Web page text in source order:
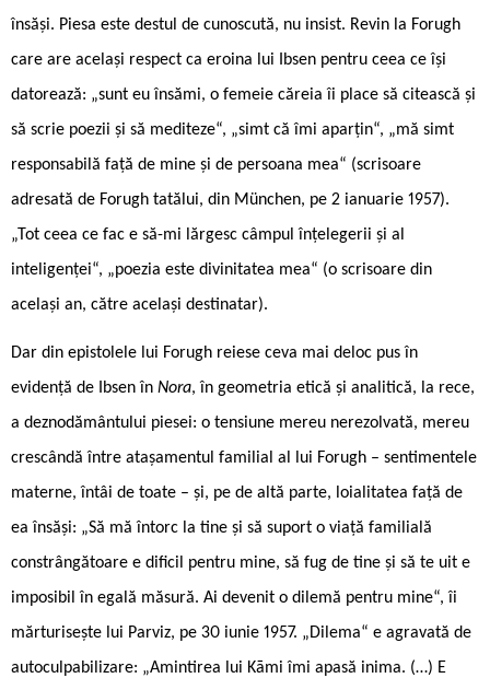
însăși. Piesa este destul de cunoscută, nu insist. Revin la Forugh
care are același respect ca eroina lui Ibsen pentru ceea ce își
datorează: „sunt eu însămi, o femeie căreia îi place să citească și
să scrie poezii și să mediteze“, „simt că îmi aparțin“, „mă simt
responsabilă față de mine și de persoana mea“ (scrisoare
adresată de Forugh tatălui, din München, pe 2 ianuarie 1957).
„Tot ceea ce fac e să-mi lărgesc câmpul înţelegerii şi al
inteligenţei“, „poezia este divinitatea mea“ (o scrisoare din
același an, către același destinatar).
Dar din epistolele lui Forugh reiese ceva mai deloc pus în
evidenţă de Ibsen în Nora, în geometria etică și analitică, la rece,
a deznodământului piesei: o tensiune mereu nerezolvată, mereu
crescândă între atașamentul familial al lui Forugh – sentimentele
materne, întâi de toate – și, pe de altă parte, loialitatea față de
ea însăși: „Să mă întorc la tine și să suport o viață familială
constrângătoare e dificil pentru mine, să fug de tine și să te uit e
imposibil în egală măsură. Ai devenit o dilemă pentru mine“, îi
mărturisește lui Parviz, pe 30 iunie 1957. „Dilema“ e agravată de
autoculpabilizare: „Amintirea lui Kāmi îmi apasă inima. (…) E